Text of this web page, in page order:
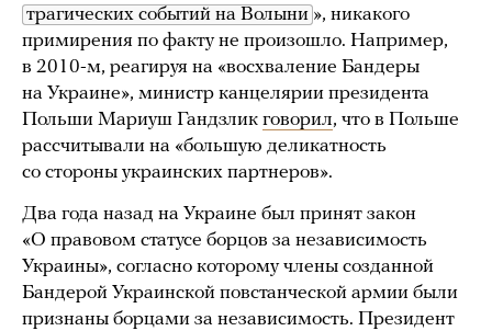
трагических событий на Волыни », никакого
примирения по факту не произошло. Например,
в 2010-м, реагируя на «восхваление Бандеры
на Украине», министр канцелярии президента
Польши Мариуш Гандзлик говорил, что в Польше
рассчитывали на «большую деликатность
со стороны украинских партнеров».
Два года назад на Украине был принят закон
«О правовом статусе борцов за независимость
Украины», согласно которому члены созданной
Бандерой Украинской повстанческой армии были
признаны борцами за независимость. Президент